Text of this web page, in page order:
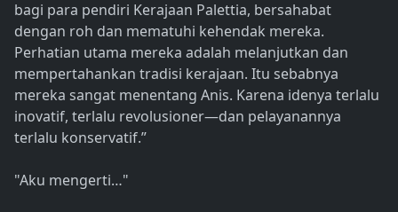
bagi para pendiri Kerajaan Palettia, bersahabat
dengan roh dan mematuhi kehendak mereka.
Perhatian utama mereka adalah melanjutkan dan
mempertahankan tradisi kerajaan. Itu sebabnya
mereka sangat menentang Anis. Karena idenya terlalu
inovatif, terlalu revolusioner—dan pelayanannya
terlalu konservatif.”
"Aku mengerti…"